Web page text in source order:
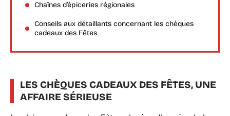
Chaînes d’épiceries régionales
Conseils aux détaillants concernant les chèques
cadeaux des Fêtes
LES CHÈQUES CADEAUX DES FÊTES, UNE
AFFAIRE SÉRIEUSE